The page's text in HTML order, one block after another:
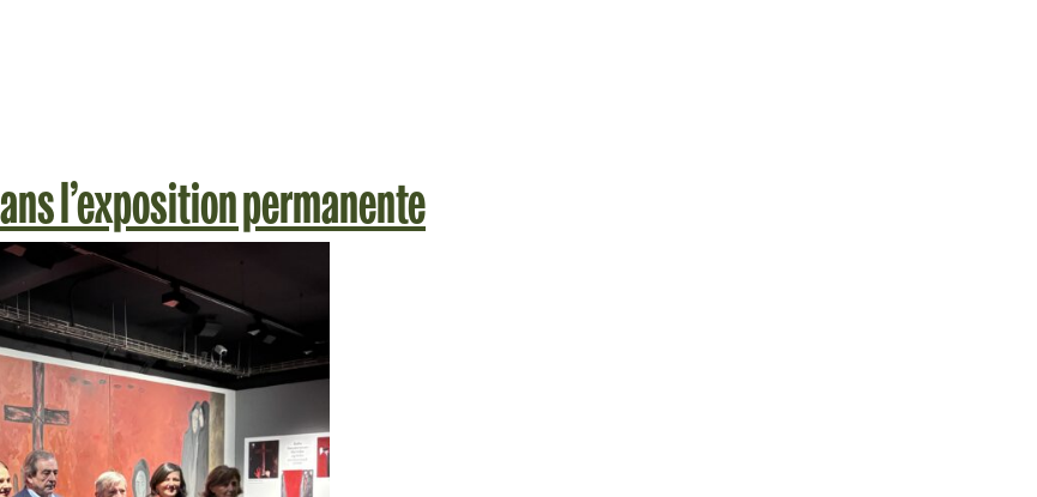
l’exposition permanente